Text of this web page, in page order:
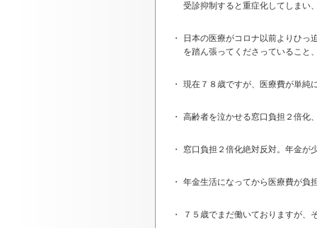
受診抑制すると重症化してしまい
・
日本の医療がコロナ以前よりひっ
を踏ん張ってくださっていること
・ 現在７８歳ですが、医療費が単純
・ 高齢者を泣かせる窓口負担２倍化
・ 窓口負担２倍化絶対反対。年金が
・ 年金生活になってから医療費が負
・ ７５歳でまだ働いておりますが、